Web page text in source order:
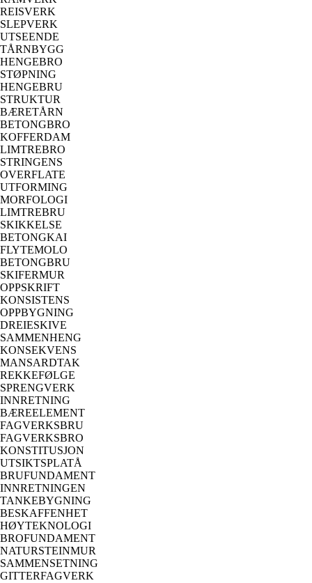
REISVERK
SLEPVERK
UTSEENDE
TÅRNBYGG
HENGEBRO
STØPNING
HENGEBRU
STRUKTUR
BÆRETÅRN
BETONGBRO
KOFFERDAM
LIMTREBRO
STRINGENS
OVERFLATE
UTFORMING
MORFOLOGI
LIMTREBRU
SKIKKELSE
BETONGKAI
FLYTEMOLO
BETONGBRU
SKIFERMUR
OPPSKRIFT
KONSISTENS
OPPBYGNING
DREIESKIVE
SAMMENHENG
KONSEKVENS
MANSARDTAK
REKKEFØLGE
SPRENGVERK
INNRETNING
BÆREELEMENT
FAGVERKSBRU
FAGVERKSBRO
KONSTITUSJON
UTSIKTSPLATÅ
BRUFUNDAMENT
INNRETNINGEN
TANKEBYGNING
BESKAFFENHET
HØYTEKNOLOGI
BROFUNDAMENT
NATURSTEINMUR
SAMMENSETNING
GITTERFAGVERK